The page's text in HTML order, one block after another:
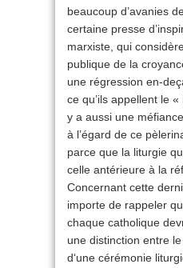
beaucoup d’avanies
certaine presse
marxiste, qui
publique de la
une régression en-
ce qu’ils appellent le
y a aussi une
à l’égard de ce
parce que la liturgie
celle antérieure à la
Concernant cette
importe de rappeler
chaque catholique
une distinction entre
d‘une cérémonie